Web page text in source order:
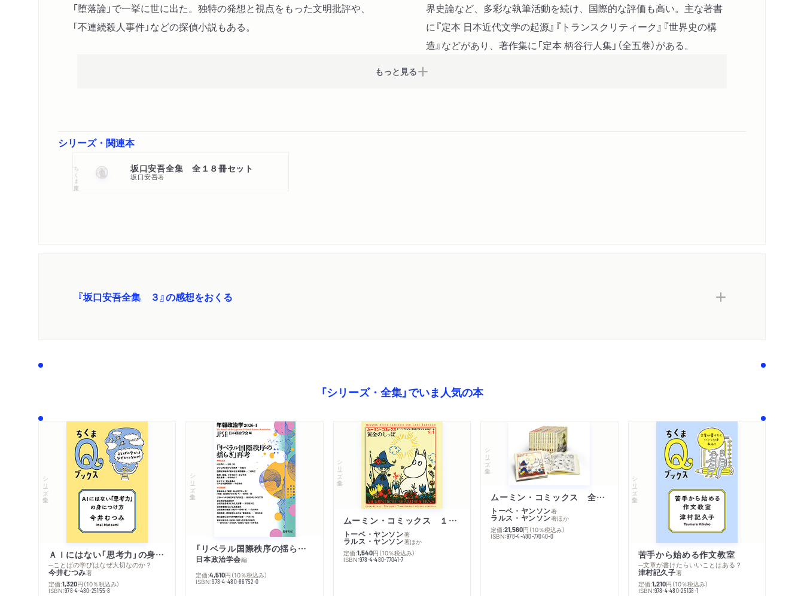
感想をおくる
「堕落論」で一挙に世に出た。独特の発想と視点をもった文明批評や、
「不連続殺人事件」などの探偵小説もある。
界史論など、多彩な執筆活動を続け、国際的な評価も高い。主な著書
に『定本 日本近代文学の起源』『トランスクリティーク』『世界史の構
造』などがあり、著作集に「定本 柄谷行人集」（全五巻）がある。
もっと見る
シリーズ・関連本
ちくま文庫 坂口安吾全集 全１８冊セット
坂口安吾著
『坂口安吾全集 ３』の感想をおくる
「シリーズ・全集」でいま人気の本
シリーズ・全集
ＡＩにはない「思考力」の身につけ方
─ことばの学びはなぜ大切なのか？
今井むつみ著
定価:1,320円 （10％税込み）
ISBN:978-4-480-25155-8
シリーズ・全集
「リベラル国際秩序の揺らぎ」再考 年報政治学２０２６‐Ⅰ
日本政治学会編
定価:4,510円 （10％税込み）
ISBN:978-4-480-86752-0
シリーズ・全集
ムーミン・コミックス １ 黄金のしっぽ
トーベ・ヤンソン著
ラルス・ヤンソン著ほか
定価:1,540円 （10％税込み）
ISBN:978-4-480-77041-7
シリーズ・全集
ムーミン・コミックス 全１４巻セット
トーベ・ヤンソン著
ラルス・ヤンソン著ほか
定価:21,560円 （10％税込み）
ISBN:978-4-480-77040-0
シリーズ・全集
苦手から始める作文教室
─文章が書けたらいいことはある？
津村記久子著
定価:1,210円 （10％税込み）
ISBN:978-4-480-25138-1